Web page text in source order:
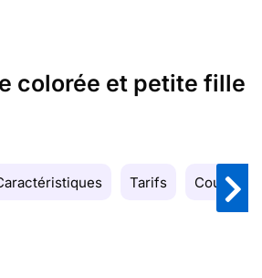
colorée et petite fille
Tarifs Couleurs